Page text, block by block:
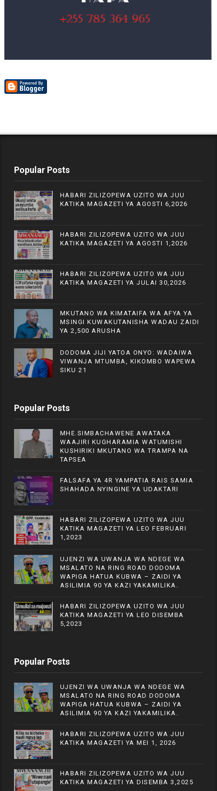
Popular Posts
HABARI ZILIZOPEWA UZITO WA JUU
KATIKA MAGAZETI YA AGOSTI 6,2026
HABARI ZILIZOPEWA UZITO WA JUU
KATIKA MAGAZETI YA AGOSTI 1,2026
HABARI ZILIZOPEWA UZITO WA JUU
KATIKA MAGAZETI YA JULAI 30,2026
MKUTANO WA KIMATAIFA WA AFYA YA
MSINGI KUWAKUTANISHA WADAU ZAIDI
YA 2,500 ARUSHA
DODOMA JIJI YATOA ONYO: WADAIWA
VIWANJA MTUMBA, KIKOMBO WAPEWA
SIKU 21
Popular Posts
MHE.SIMBACHAWENE AWATAKA
WAAJIRI KUGHARAMIA WATUMISHI
KUSHIRIKI MKUTANO WA TRAMPA NA
TAPSEA
FALSAFA YA 4R YAMPATIA RAIS SAMIA
SHAHADA NYINGINE YA UDAKTARI
HABARI ZILIZOPEWA UZITO WA JUU
KATIKA MAGAZETI YA LEO FEBRUARI
1,2023
UJENZI WA UWANJA WA NDEGE WA
MSALATO NA RING ROAD DODOMA
WAPIGA HATUA KUBWA – ZAIDI YA
ASILIMIA 90 YA KAZI YAKAMILIKA.
HABARI ZILIZOPEWA UZITO WA JUU
KATIKA MAGAZETI YA LEO DISEMBA
5,2023
Popular Posts
UJENZI WA UWANJA WA NDEGE WA
MSALATO NA RING ROAD DODOMA
WAPIGA HATUA KUBWA – ZAIDI YA
ASILIMIA 90 YA KAZI YAKAMILIKA.
HABARI ZILIZOPEWA UZITO WA JUU
KATIKA MAGAZETI YA MEI 1, 2026
HABARI ZILIZOPEWA UZITO WA JUU
KATIKA MAGAZETI YA DISEMBA 3,2025